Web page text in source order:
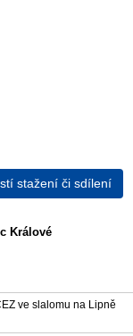
stažení či sdílení
Králové
ve slalomu na Lipně